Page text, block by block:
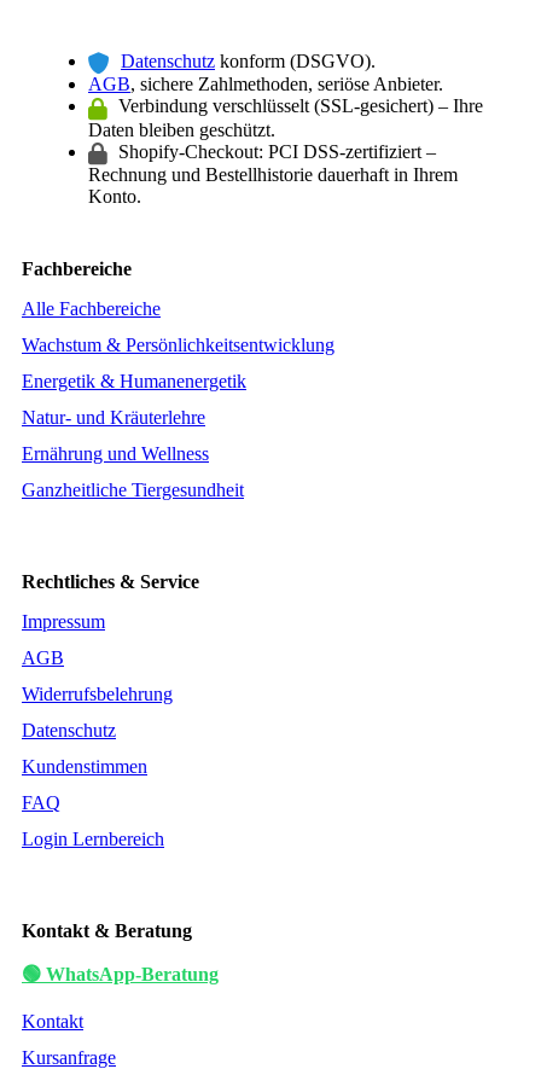
Datenschutz konform (DSGVO).
AGB, sichere Zahlmethoden, seriöse Anbieter.
Verbindung verschlüsselt (SSL-gesichert) – Ihre
Daten bleiben geschützt.
Shopify-Checkout: PCI DSS-zertifiziert –
Rechnung und Bestellhistorie dauerhaft in Ihrem
Konto.
Fachbereiche
Alle Fachbereiche
Wachstum & Persönlichkeitsentwicklung
Energetik & Humanenergetik
Natur- und Kräuterlehre
Ernährung und Wellness
Ganzheitliche Tiergesundheit
Rechtliches & Service
Impressum
AGB
Widerrufsbelehrung
Datenschutz
Kundenstimmen
FAQ
Login Lernbereich
Kontakt & Beratung
🟢 WhatsApp-Beratung
Kontakt
Kursanfrage